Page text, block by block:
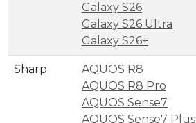
Galaxy S26
Galaxy S26 Ultra
Galaxy S26+
Sharp
AQUOS R8
AQUOS R8 Pro
AQUOS Sense7
AQUOS Sense7 Plus